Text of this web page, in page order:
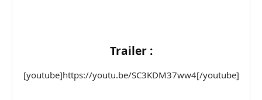
Trailer :
[youtube]https://youtu.be/SC3KDM37ww4[/youtube]